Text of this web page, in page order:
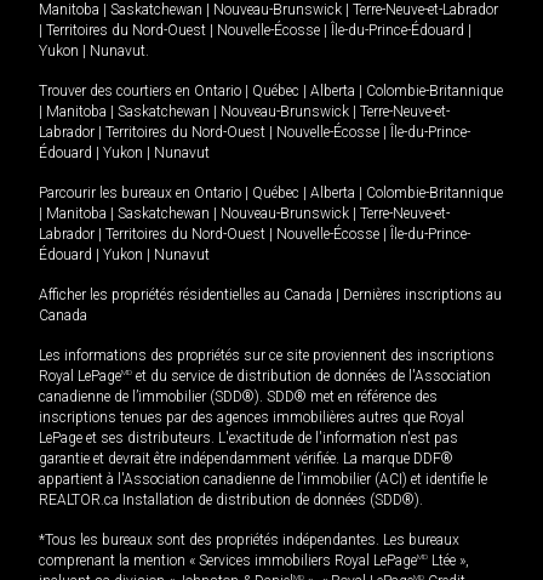
Manitoba
Saskatchewan Nouveau-Brunswick
Terre-Neuve-et-Labrador
Territoires du Nord-Ouest Nouvelle-Écosse Île-du-Prince-Édouard
Yukon
Nunavut.
Trouver des courtiers en Ontario Québec Alberta
Colombie-Britannique
Manitoba Saskatchewan Nouveau-Brunswick
Terre-Neuve-et-
Labrador
Territoires du Nord-Ouest Nouvelle-Écosse
Île-du-Prince-
Édouard
Yukon Nunavut
Parcourir les bureaux en Ontario Québec Alberta
Colombie-Britannique
Manitoba Saskatchewan Nouveau-Brunswick
Terre-Neuve-et-
Labrador
Territoires du Nord-Ouest Nouvelle-Écosse
Île-du-Prince-
Édouard
Yukon Nunavut
Afficher les propriétés résidentielles au Canada
Dernières inscriptions au
Canada
Les informations des propriétés sur ce site proviennent des inscriptions
Royal LePageMD et du service de distribution de données de l'Association
canadienne de l’immobilier (SDD®). SDD® met en référence des
inscriptions tenues par des agences immobilières autres que Royal
LePage et ses distributeurs. L'exactitude de l'information n'est pas
garantie et devrait être indépendamment vérifiée. La marque DDF®
appartient à l'Association canadienne de l’immobilier (ACI) et identifie le
REALTOR.ca Installation de distribution de données (SDD®).
*Tous les bureaux sont des propriétés indépendantes. Les bureaux
comprenant la mention « Services immobiliers Royal LePageMD Ltée »,
MD MD